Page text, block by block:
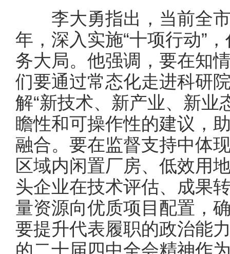
李大勇指出，当前全市
年，深入实施“十项行动”
务大局。他强调，要在知
们要通过常态化走进科研
解“新技术、新产业、新业
瞻性和可操作性的建议，
融合。要在监督支持中体
区域内闲置厂房、低效用
头企业在技术评估、成果
量资源向优质项目配置，
要提升代表履职的政治能
的二十届四中全会精神作